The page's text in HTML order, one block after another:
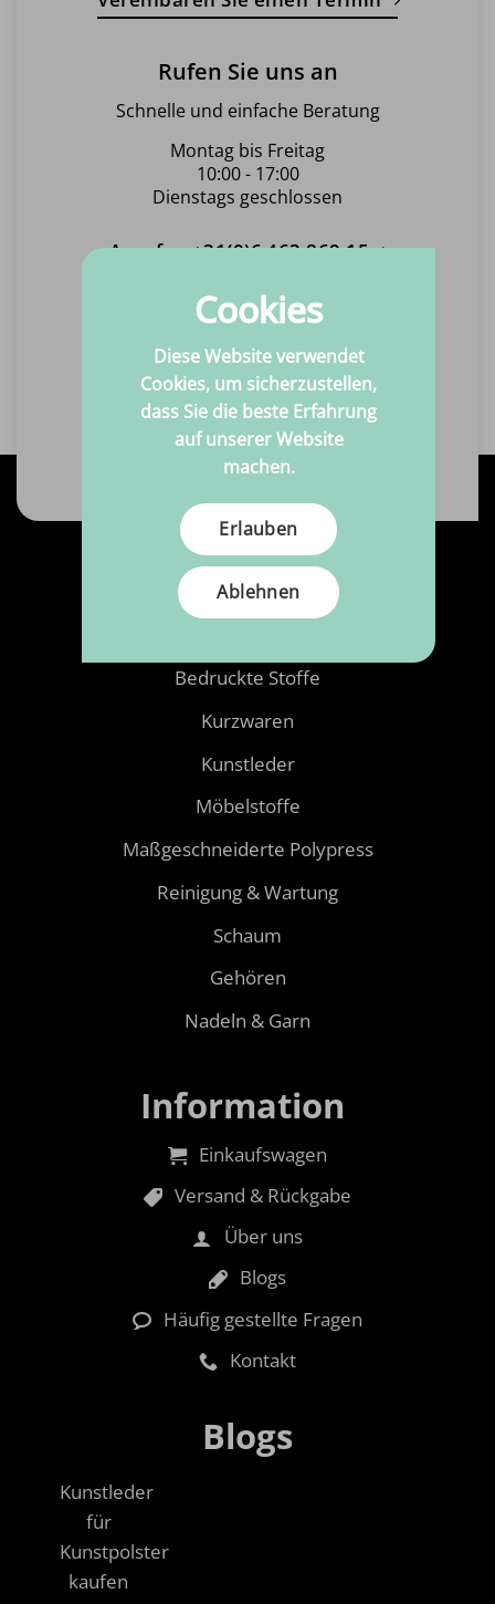
Rufen Sie uns an
Schnelle und einfache Beratung
Montag bis Freitag
10:00 - 17:00
Dienstags geschlossen
Anrufen +31(0)6 463 869 15
Schicken Sie uns eine E-Mail
Immer innerhalb eines Werktages
Eine Antwort!
Senden Sie uns eine E-Mail
Produkte
Bedruckte Stoffe
Kurzwaren
Kunstleder
Möbelstoffe
Maßgeschneiderte Polypress
Reinigung & Wartung
Schaum
Gehören
Nadeln & Garn
Information
Einkaufswagen
Versand & Rückgabe
Über uns
Blogs
Häufig gestellte Fragen
Kontakt
Blogs
Kunstleder
für
Kunstpolster
kaufen
Cookies
Diese Website verwendet
Cookies, um sicherzustellen,
dass Sie die beste Erfahrung
auf unserer Website
machen.
Erlauben
Ablehnen